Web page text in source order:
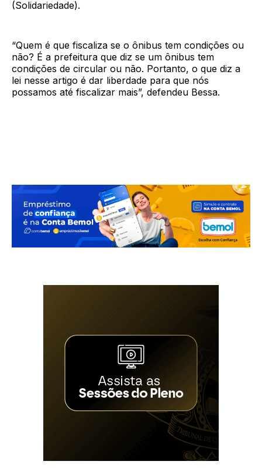
(Solidariedade).
“Quem é que fiscaliza se o ônibus tem condições ou
não? É a prefeitura que diz se um ônibus tem
condições de circular ou não. Portanto, o que diz a
lei nesse artigo é dar liberdade para que nós
possamos até fiscalizar mais”, defendeu Bessa.